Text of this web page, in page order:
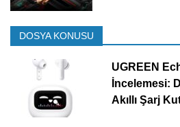
DOSYA KONUSU
UGREEN
İncelemesi:
Akıllı Şarj